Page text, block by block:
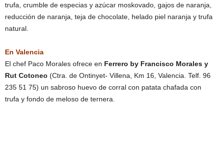
trufa, crumble de especias y azúcar moskovado, gajos de naranja,
reducción de naranja, teja de chocolate, helado piel naranja y trufa
natural.
En Valencia
El chef Paco Morales ofrece en Ferrero by Francisco Morales y
Rut Cotoneo (Ctra. de Ontinyet- Villena, Km 16, Valencia. Telf. 96
235 51 75) un sabroso huevo de corral con patata chafada con
trufa y fondo de meloso de ternera.